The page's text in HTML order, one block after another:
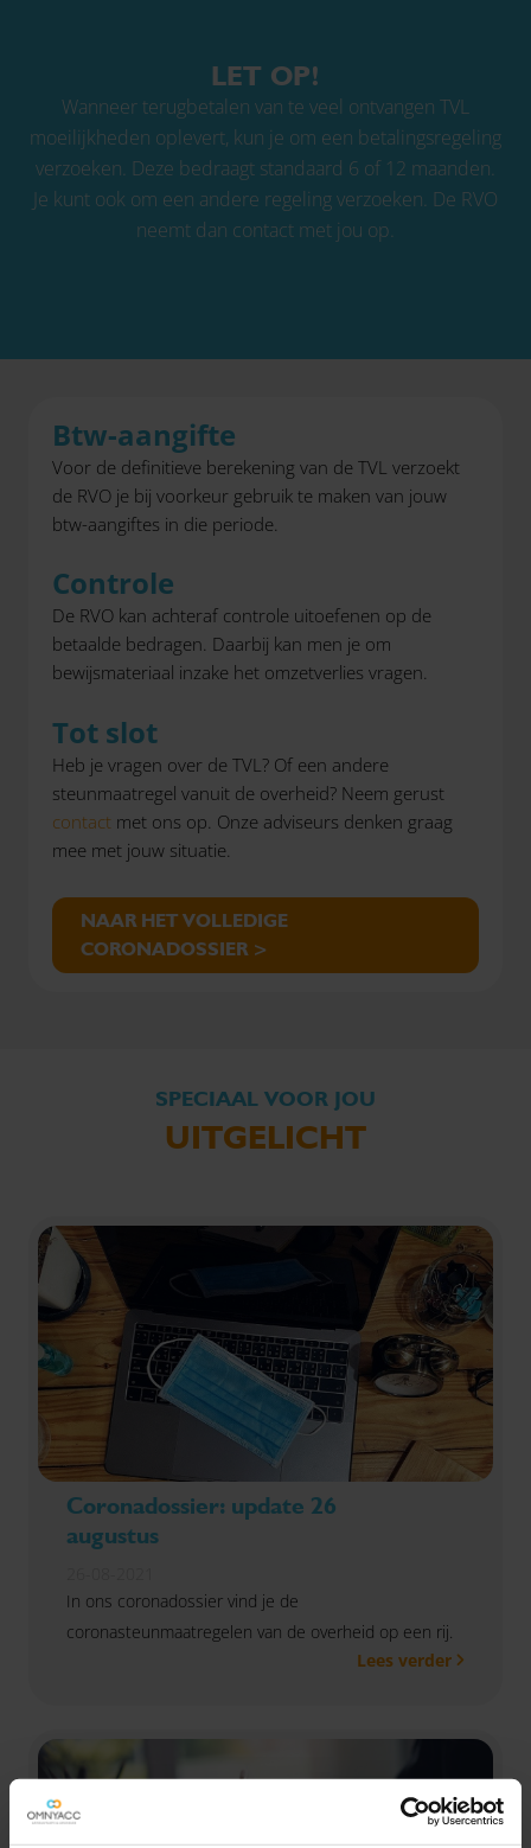
LET OP!
Wanneer terugbetalen van te veel ontvangen TVL
moeilijkheden oplevert, kun je om een betalingsregeling
verzoeken. Deze bedraagt standaard 6 of 12 maanden.
Je kunt ook om een andere regeling verzoeken. De RVO
neemt dan contact met jou op.
Btw-aangifte
Voor de definitieve berekening van de TVL verzoekt
de RVO je bij voorkeur gebruik te maken van jouw
btw-aangiftes in die periode.
Controle
De RVO kan achteraf controle uitoefenen op de
betaalde bedragen. Daarbij kan men je om
bewijsmateriaal inzake het omzetverlies vragen.
Tot slot
Heb je vragen over de TVL? Of een andere
steunmaatregel vanuit de overheid? Neem gerust
contact met ons op. Onze adviseurs denken graag
mee met jouw situatie.
NAAR HET VOLLEDIGE
CORONADOSSIER >
SPECIAAL VOOR JOU
UITGELICHT
Coronadossier: update 26
augustus
In ons coronadossier vind je de
coronasteunmaatregelen van de overheid op een rij.
Lees verder